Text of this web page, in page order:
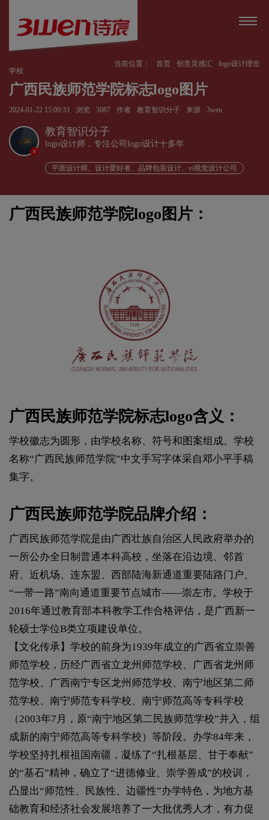
当前位置： 首页 创意灵感汇
logo设计理念
学校
广西民族师范学院标志logo图片
2024-01-22 15:09:33 浏览 5087 作者 教育智识分子 来源 3wen
v
教育智识分子
logo设计师，专注公司logo设计十多年
平面设计师、设计爱好者、品牌包装设计、vi视觉设计公司
广西民族师范学院logo图片：
广西民族师范学院标志logo含义：
学校徽志为圆形，由学校名称、符号和图案组成。学校
名称“广西民族师范学院”中文手写字体采自邓小平手稿
集字。
广西民族师范学院品牌介绍：
广西民族师范学院是由广西壮族自治区人民政府举办的
一所公办全日制普通本科高校，坐落在沿边境、邻首
府、近机场、连东盟、西部陆海新通道重要陆路门户、
“一带一路”南向通道重要节点城市——崇左市。学校于
2016年通过教育部本科教学工作合格评估，是广西新一
轮硕士学位B类立项建设单位。
【文化传承】学校的前身为1939年成立的广西省立崇善
师范学校，历经广西省立龙州师范学校、广西省龙州师
范学校、广西南宁专区龙州师范学校、南宁地区第二师
范学校、南宁师范专科学校、南宁师范高等专科学校
（2003年7月，原“南宁地区第二民族师范学校”并入，组
成新的南宁师范高等专科学校）等阶段。办学84年来，
学校坚持扎根祖国南疆，凝练了“扎根基层、甘于奉献”
的“基石”精神，确立了“进德修业、崇学善成”的校训，
凸显出“师范性、民族性、边疆性”办学特色，为地方基
础教育和经济社会发展培养了一大批优秀人才，有力促